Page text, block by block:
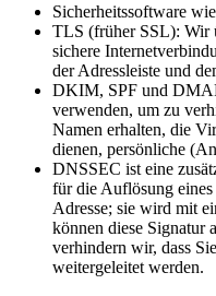
Sicherheitssoftware
TLS (früher SSL): Wir
sichere
der Adressleiste und
DKIM, SPF und
verwenden, um zu
Namen erhalten, die
dienen, persönliche
DNSSEC ist eine
für die Auflösung
Adresse; sie wird mit
können diese Signatur
verhindern wir, dass
weitergeleitet werden.